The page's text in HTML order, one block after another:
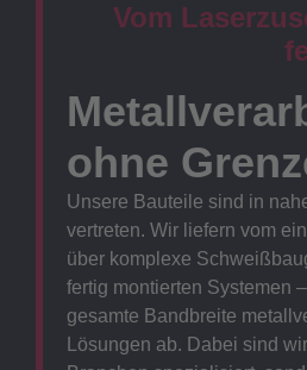
Vom
ohne
Unsere Bauteile sind in
vertreten. Wir liefern vom
über komplexe
fertig montierten Systemen
gesamte Bandbreite
Lösungen ab. Dabei sind